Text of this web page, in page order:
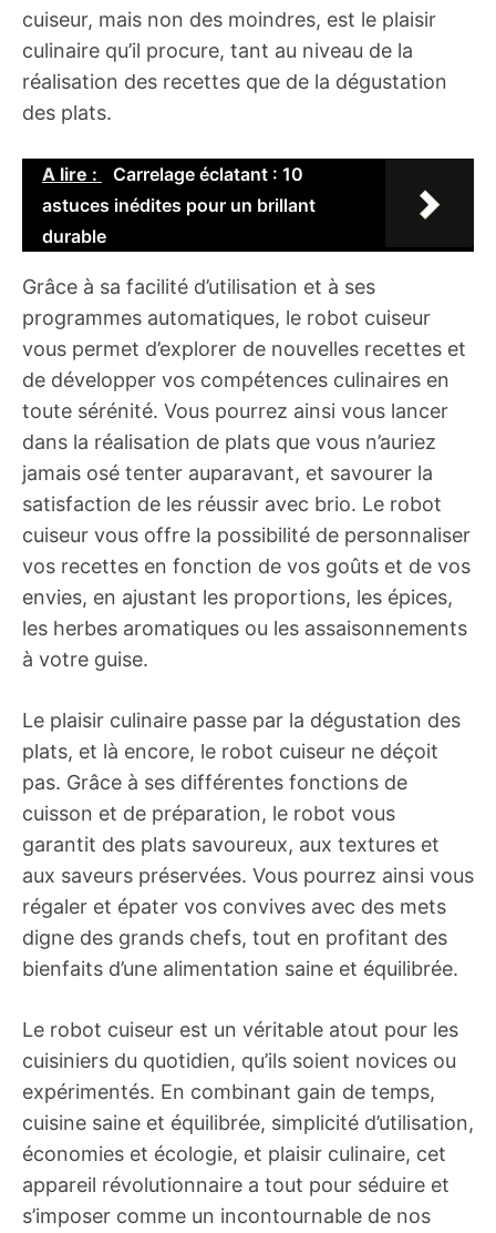
cuiseur, mais non des moindres, est le plaisir
culinaire qu’il procure, tant au niveau de la
réalisation des recettes que de la dégustation
des plats.
A lire :
Carrelage éclatant : 10
astuces inédites pour un brillant
durable
Grâce à sa facilité d’utilisation et à ses
programmes automatiques, le robot cuiseur
vous permet d’explorer de nouvelles recettes et
de développer vos compétences culinaires en
toute sérénité. Vous pourrez ainsi vous lancer
dans la réalisation de plats que vous n’auriez
jamais osé tenter auparavant, et savourer la
satisfaction de les réussir avec brio. Le robot
cuiseur vous offre la possibilité de personnaliser
vos recettes en fonction de vos goûts et de vos
envies, en ajustant les proportions, les épices,
les herbes aromatiques ou les assaisonnements
à votre guise.
Le plaisir culinaire passe par la dégustation des
plats, et là encore, le robot cuiseur ne déçoit
pas. Grâce à ses différentes fonctions de
cuisson et de préparation, le robot vous
garantit des plats savoureux, aux textures et
aux saveurs préservées. Vous pourrez ainsi vous
régaler et épater vos convives avec des mets
digne des grands chefs, tout en profitant des
bienfaits d’une alimentation saine et équilibrée.
Le robot cuiseur est un véritable atout pour les
cuisiniers du quotidien, qu’ils soient novices ou
expérimentés. En combinant gain de temps,
cuisine saine et équilibrée, simplicité d’utilisation,
économies et écologie, et plaisir culinaire, cet
appareil révolutionnaire a tout pour séduire et
s’imposer comme un incontournable de nos